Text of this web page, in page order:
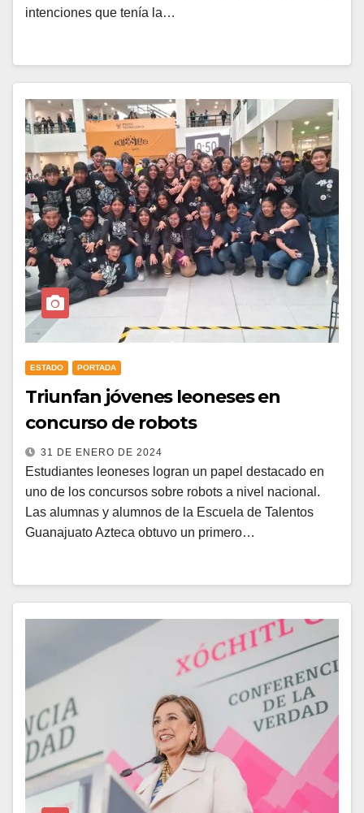
intenciones que tenía la…
ESTADO PORTADA
Triunfan jóvenes leoneses en
concurso de robots
31 DE ENERO DE 2024
Estudiantes leoneses logran un papel destacado en
uno de los concursos sobre robots a nivel nacional.
Las alumnas y alumnos de la Escuela de Talentos
Guanajuato Azteca obtuvo un primero…